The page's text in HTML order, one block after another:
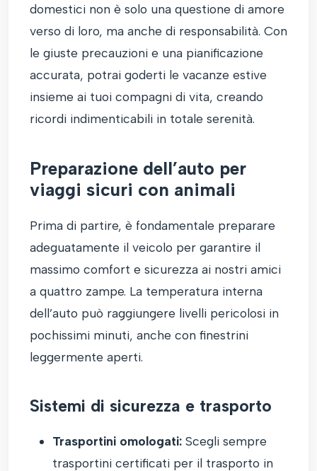
domestici non è solo una questione di amore
verso di loro, ma anche di responsabilità. Con
le giuste precauzioni e una pianificazione
accurata, potrai goderti le vacanze estive
insieme ai tuoi compagni di vita, creando
ricordi indimenticabili in totale serenità.
Preparazione dell’auto per
viaggi sicuri con animali
Prima di partire, è fondamentale preparare
adeguatamente il veicolo per garantire il
massimo comfort e sicurezza ai nostri amici
a quattro zampe. La temperatura interna
dell’auto può raggiungere livelli pericolosi in
pochissimi minuti, anche con finestrini
leggermente aperti.
Sistemi di sicurezza e trasporto
Trasportini omologati: Scegli sempre
trasportini certificati per il trasporto in